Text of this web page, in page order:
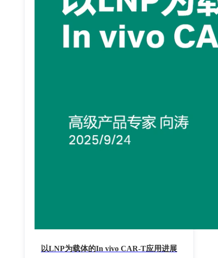
以LNP为载体的In vivo CAR-T应用进展